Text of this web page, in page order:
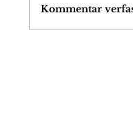
Kommentar